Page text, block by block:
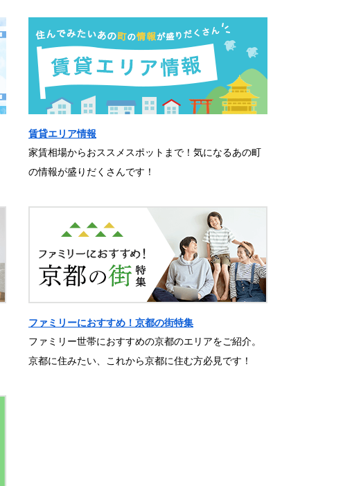
賃貸エリア情報
家賃相場からおススメスポットまで！気になるあの町
の情報が盛りだくさんです！
ファミリーにおすすめ！京都の街特集
ファミリー世帯におすすめの京都のエリアをご紹介。
京都に住みたい、これから京都に住む方必見です！